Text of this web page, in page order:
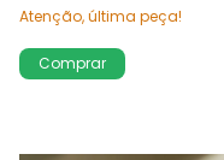
Atenção, última peça!
Comprar